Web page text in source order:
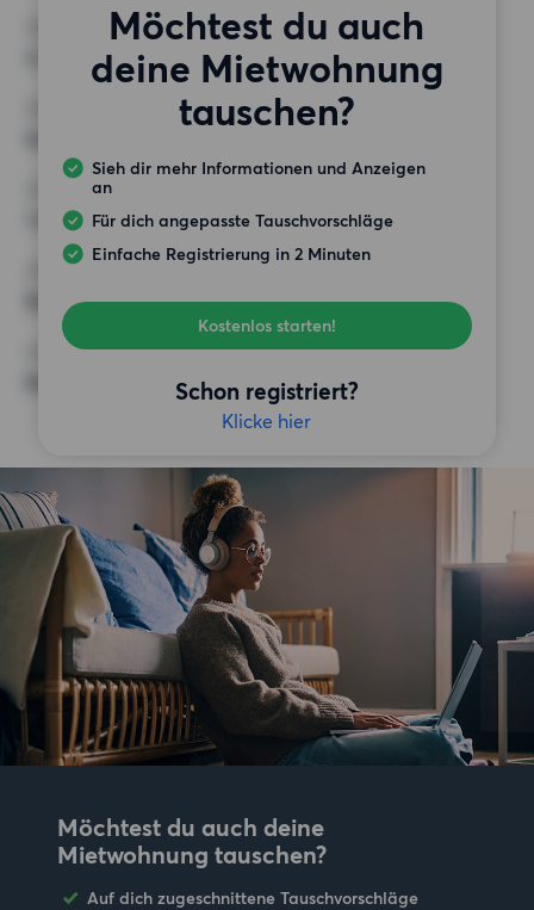
Möchtest du auch
deine Mietwohnung
tauschen?
Sieh dir mehr Informationen und Anzeigen
an
Für dich angepasste Tauschvorschläge
Einfache Registrierung in 2 Minuten
Kostenlos starten!
Schon registriert?
Klicke hier
4 Zimmer
MINDESTANZAHL AN QUADRATMETERN
HÖCHSTMIETE (KALTMIETE)
1 000 EUR
Balkon,
SONSTIGE PRÄFERENZEN
Möchtest du auch deine
Mietwohnung tauschen?
Auf dich zugeschnittene Tauschvorschläge